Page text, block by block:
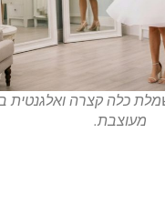
כלה קצרה ואלגנטית
מעוצבת.